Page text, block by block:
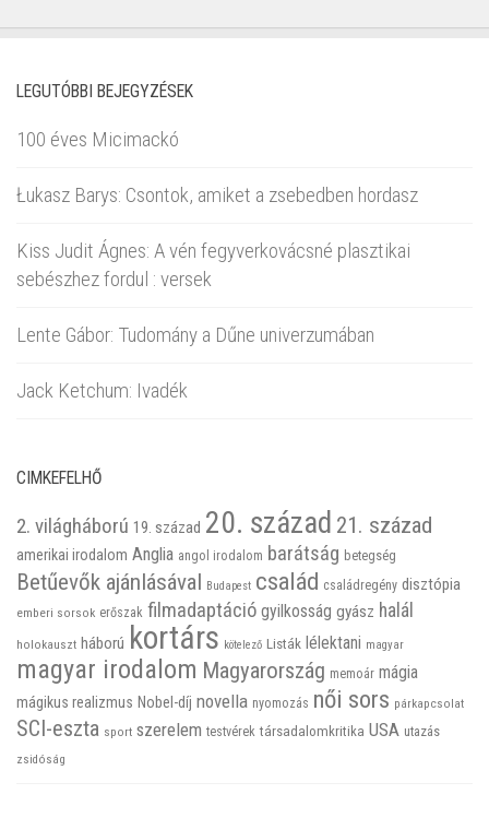
LEGUTÓBBI BEJEGYZÉSEK
100 éves Micimackó
Łukasz Barys: Csontok, amiket a zsebedben hordasz
Kiss Judit Ágnes: A vén fegyverkovácsné plasztikai
sebészhez fordul : versek
Lente Gábor: Tudomány a Dűne univerzumában
Jack Ketchum: Ivadék
CIMKEFELHŐ
2. világháború 19. század 20. század 21. század
amerikai irodalom Anglia angol irodalom barátság betegség
Betűevők ajánlásával Budapest család családregény disztópia
emberi sorsok erőszak filmadaptáció gyilkosság gyász halál
holokauszt háború kortárs kötelező Listák lélektani magyar
magyar irodalom Magyarország memoár mágia
mágikus realizmus Nobel-díj novella nyomozás női sors párkapcsolat
SCI-eszta sport szerelem testvérek társadalomkritika USA utazás
zsidóság